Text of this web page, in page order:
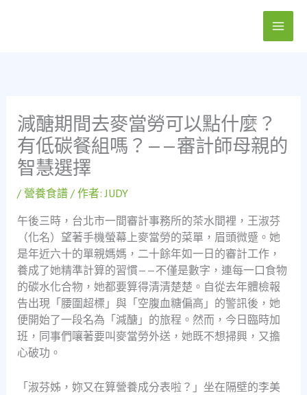
減醣期間去麥當勞可以點什麼？
有低碳餐組嗎？——審計師母親的
智慧選擇
/ 營養食譜/ 作者:JUDY
午後三時，台北市一間審計事務所的茶水間裡，王淑芬
（化名）望著手機螢幕上麥當勞的菜單，眉頭微蹙。她
是年近六十的單親媽媽，二十餘年如一日的審計工作，
養成了她精準計算的習慣——不僅是數字，連每一口食物
的碳水化合物，她都要算得清清楚楚。自從去年體檢報
告出現「腰圍超標」與「空腹血糖偏高」的警訊後，她
便開始了一段名為「減醣」的旅程。然而，今日臨時加
班，同事們嚷著要叫麥當勞外送，她既不想掃興，又擔
心破功。
「淑芬姊，妳又在算營養成分表啦？」坐在隔壁的李美